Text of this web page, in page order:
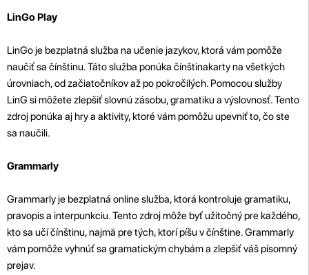
LinGo Play
LinGo je bezplatná služba na učenie jazykov, ktorá vám pomôže
naučiť sa čínštinu. Táto služba ponúka čínštinakarty na všetkých
úrovniach, od začiatočníkov až po pokročilých. Pomocou služby
LinG si môžete zlepšiť slovnú zásobu, gramatiku a výslovnosť. Tento
zdroj ponúka aj hry a aktivity, ktoré vám pomôžu upevniť to, čo ste
sa naučili.
Grammarly
Grammarly je bezplatná online služba, ktorá kontroluje gramatiku,
pravopis a interpunkciu. Tento zdroj môže byť užitočný pre každého,
kto sa učí čínštinu, najmä pre tých, ktorí píšu v čínštine. Grammarly
vám pomôže vyhnúť sa gramatickým chybám a zlepšiť váš písomný
prejav.